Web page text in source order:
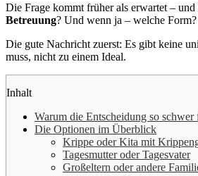
Die Frage kommt früher als erwartet –
Betreuung? Und wenn ja – welche Form?
Die gute Nachricht zuerst: Es gibt keine
muss, nicht zu einem Ideal.
Inhalt
Warum die Entscheidung so schwer
Die Optionen im Überblick
Krippe oder Kita mit
Tagesmutter oder Tagesvater
Großeltern oder andere